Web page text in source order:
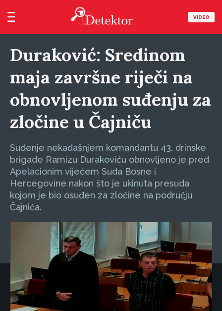
VIDEO
Duraković: Sredinom
maja završne riječi na
obnovljenom suđenju za
zločine u Čajniču
Suđenje nekadašnjem komandantu 43. drinske
brigade Ramizu Durakoviću obnovljeno je pred
Apelacionim vijećem Suda Bosne i
Hercegovine nakon što je ukinuta presuda
kojom je bio osuđen za zločine na području
Čajniča.